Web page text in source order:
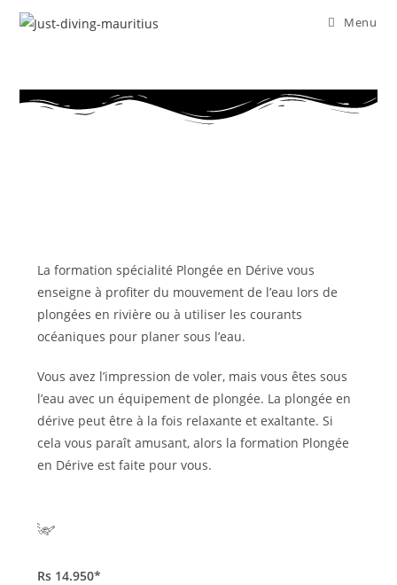
Menu
La formation spécialité Plongée en Dérive vous
enseigne à profiter du mouvement de l’eau lors de
plongées en rivière ou à utiliser les courants
océaniques pour planer sous l’eau.
Vous avez l’impression de voler, mais vous êtes sous
l’eau avec un équipement de plongée. La plongée en
dérive peut être à la fois relaxante et exaltante. Si
cela vous paraît amusant, alors la formation Plongée
en Dérive est faite pour vous.
Rs 14.950*